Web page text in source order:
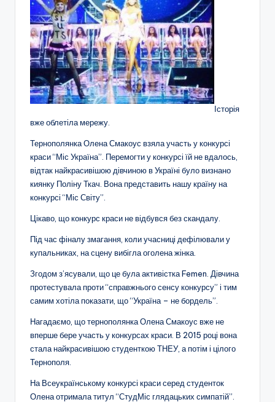
Історія
вже облетіла мережу.
Тернополянка Олена Смакоус взяла участь у конкурсі
краси “Міс Україна”. Перемогти у конкурсі їй не вдалось,
відтак найкрасивішою дівчиною в Україні було визнано
киянку Поліну Ткач. Вона представить нашу країну на
конкурсі “Міс Світу”.
Цікаво, що конкурс краси не відбувся без скандалу.
Під час фіналу змагання, коли учасниці дефілювали у
купальниках, на сцену вибігла оголена жінка.
Згодом з’ясували, що це була активістка Femen. Дівчина
протестувала проти “справжнього сенсу конкурсу” і тим
самим хотіла показати, що “Україна – не бордель”.
Нагадаємо, що тернополянка Олена Смакоус вже не
вперше бере участь у конкурсах краси. В 2015 році вона
стала найкрасивішою студенткою ТНЕУ, а потім і цілого
Тернополя.
На Всеукраїнському конкурсі краси серед студенток
Олена отримала титул “СтудМіс глядацьких симпатій”.